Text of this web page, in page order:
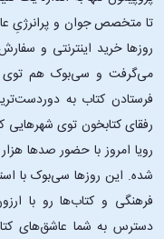
تا متخصص جوان و پرانرژیِ
روزها خرید اینترنتی و
می‌گرفت و سی‌بوک هم توی
فرستادن کتاب به
رفقای کتابخون توی
رویا امروز با حضور صدها
شده. این ‌روزها سی‌بوک با
فرهنگی و کتاب‌ها رو با
دسترس به شما عاشق‌های